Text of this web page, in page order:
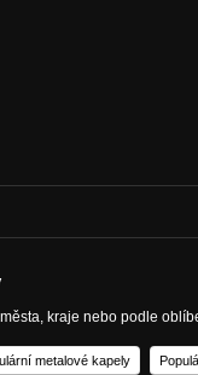
kraje nebo podle
metalové kapely